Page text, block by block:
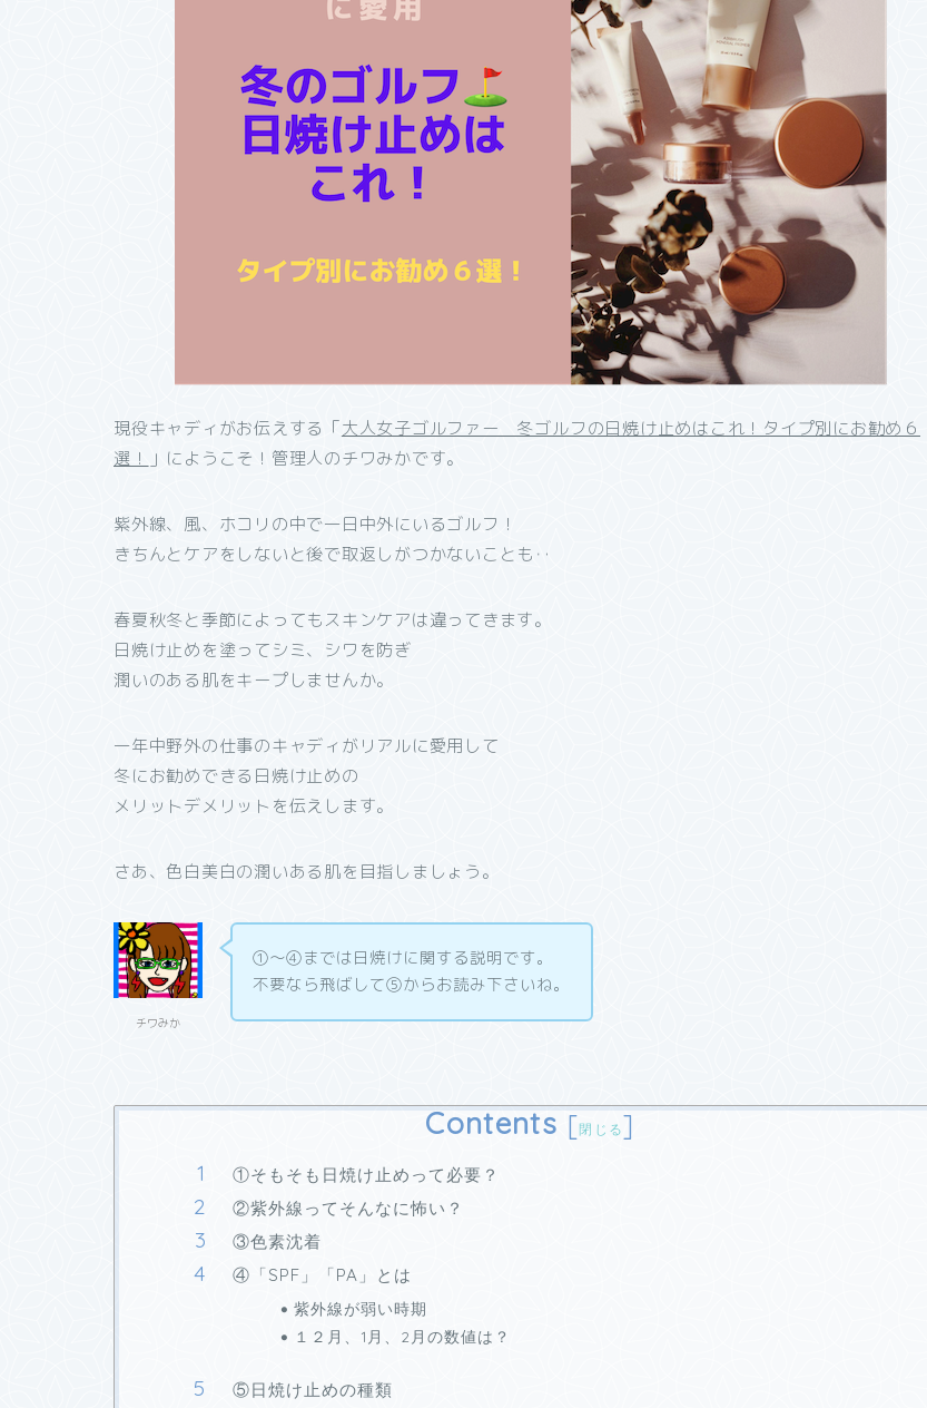
現役キャディがお伝えする「大人女子ゴルファー 冬ゴルフの日焼け止めはこれ！タイプ別にお勧め６
選！
」にようこそ！管理人のチワみかです。
紫外線、風、ホコリの中で一日中外にいるゴルフ！
きちんとケアをしないと後で取返しがつかないことも‥
春夏秋冬と季節によってもスキンケアは違ってきます。
日焼け止めを塗ってシミ、シワを防ぎ
潤いのある肌をキープしませんか。
一年中野外の仕事のキャディがリアルに愛用して
冬にお勧めできる日焼け止めの
メリットデメリットを伝えします。
さあ、色白美白の潤いある肌を目指しましょう。
チワみか
①〜④までは日焼けに関する説明です。
不要なら飛ばして⑤からお読み下さいね。
Contents [閉じる]
①そもそも日焼け止めって必要？
②紫外線ってそんなに怖い？
③色素沈着
④「SPF」「PA」とは
紫外線が弱い時期
１２月、1月、2月の数値は？
⑤日焼け止めの種類